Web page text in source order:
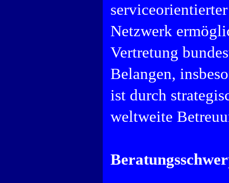
Netzwerk
Vertretung
Belangen,
ist durch
weltweite